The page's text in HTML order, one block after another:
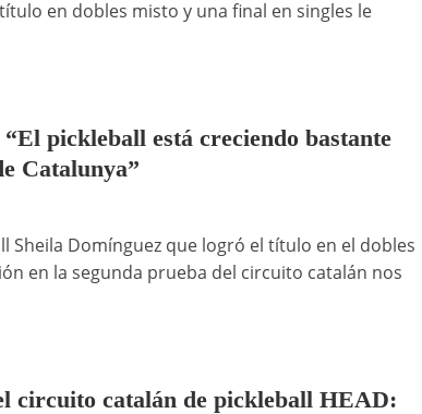
en dobles misto y una final en singles le
pickleball está creciendo bastante
Catalunya”
Sheila Domínguez que logró el título en el dobles
en la segunda prueba del circuito catalán nos
circuito catalán de pickleball HEAD: